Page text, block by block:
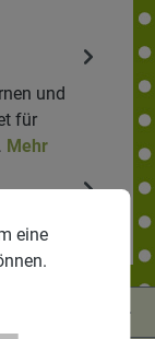
und
für
Mehr
eine